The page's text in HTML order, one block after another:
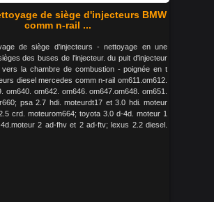
de siège d'injecteurs BMW
comm n-rail ...
de siège d'injecteurs - nettoyage en une
des buses de l'injecteur. du puit d'injecteur
la chambre de combustion - poignée en t
diesel mercedes comm n-rail om611.om612.
om640. om642. om646. om647.om648. om651.
psa 2.7 hdi. moteurdt17 et 3.0 hdi. moteur
crd. moteurom664; toyota 3.0 d-4d. moteur 1
2 ad-fhv et 2 ad-ftv; lexus 2.2 diesel.